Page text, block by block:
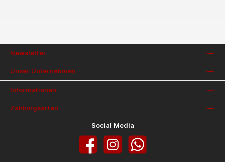
Newsletter
Unser Unternehmen
Informationen
Zahlungsarten
Social Media
Facebook InstagramWhatsApp